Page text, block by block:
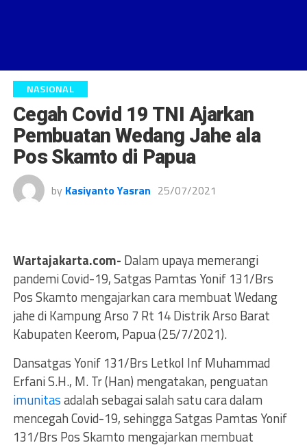
NASIONAL
Cegah Covid 19 TNI Ajarkan
Pembuatan Wedang Jahe ala
Pos Skamto di Papua
by Kasiyanto Yasran 25/07/2021
Wartajakarta.com- Dalam upaya memerangi
pandemi Covid-19, Satgas Pamtas Yonif 131/Brs
Pos Skamto mengajarkan cara membuat Wedang
jahe di Kampung Arso 7 Rt 14 Distrik Arso Barat
Kabupaten Keerom, Papua (25/7/2021).
Dansatgas Yonif 131/Brs Letkol Inf Muhammad
Erfani S.H., M. Tr (Han) mengatakan, penguatan
imunitasadalah sebagai salah satu cara dalam
mencegah Covid-19, sehingga Satgas Pamtas Yonif
131/Brs Pos Skamto mengajarkan membuat